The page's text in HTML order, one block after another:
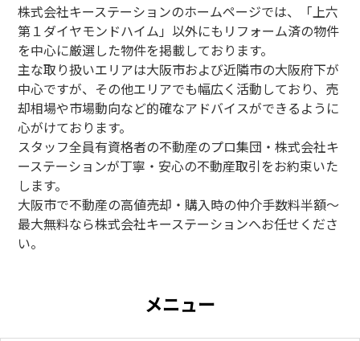
株式会社キーステーションのホームページでは、「上六
第１ダイヤモンドハイム」以外にもリフォーム済の物件
を中心に厳選した物件を掲載しております。
主な取り扱いエリアは大阪市および近隣市の大阪府下が
中心ですが、その他エリアでも幅広く活動しており、売
却相場や市場動向など的確なアドバイスができるように
心がけております。
スタッフ全員有資格者の不動産のプロ集団・株式会社キ
ーステーションが丁寧・安心の不動産取引をお約束いた
します。
大阪市で不動産の高値売却・購入時の仲介手数料半額～
最大無料なら株式会社キーステーションへお任せくださ
い。
メニュー